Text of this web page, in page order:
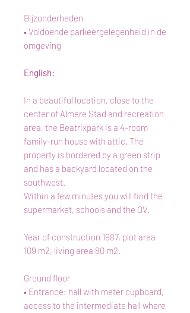
Bijzonderheden
• Voldoende parkeergelegenheid in de
omgeving
English:
In a beautiful location, close to the
center of Almere Stad and recreation
area, the Beatrixpark is a 4-room
family-run house with attic. The
property is bordered by a green strip
and has a backyard located on the
southwest.
Within a few minutes you will find the
supermarket, schools and the OV.
Year of construction 1987, plot area
109 m2, living area 80 m2.
Ground floor
• Entrance: hall with meter cupboard,
access to the intermediate hall where